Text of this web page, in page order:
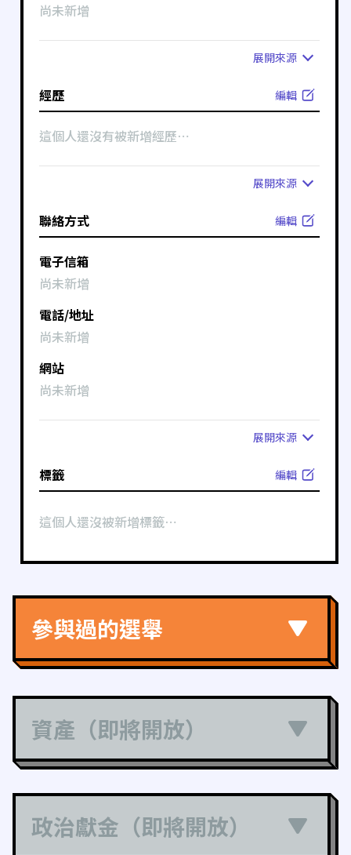
尚未新增
展開來源
經歷 編輯
這個人還沒有被新增經歷⋯
展開來源
聯絡方式 編輯
電子信箱
尚未新增
電話/地址
尚未新增
網站
尚未新增
展開來源
標籤 編輯
這個人還沒被新增標籤⋯
參與過的選舉
資產（即將開放）
政治獻金（即將開放）